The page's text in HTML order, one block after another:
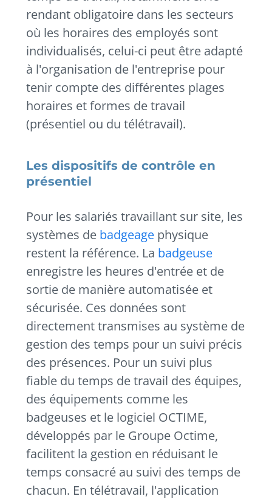
rendant obligatoire dans les secteurs
où les horaires des employés sont
individualisés, celui-ci peut être adapté
à l'organisation de l'entreprise pour
tenir compte des différentes plages
horaires et formes de travail
(présentiel ou du télétravail).
Les dispositifs de contrôle en
présentiel
Pour les salariés travaillant sur site, les
systèmes de badgeagephysique
restent la référence. La badgeuse
enregistre les heures d'entrée et de
sortie de manière automatisée et
sécurisée. Ces données sont
directement transmises au système de
gestion des temps pour un suivi précis
des présences. Pour un suivi plus
fiable du temps de travail des équipes,
des équipements comme les
badgeuses et le logiciel OCTIME,
développés par le Groupe Octime,
facilitent la gestion en réduisant le
temps consacré au suivi des temps de
chacun. En télétravail, l'application